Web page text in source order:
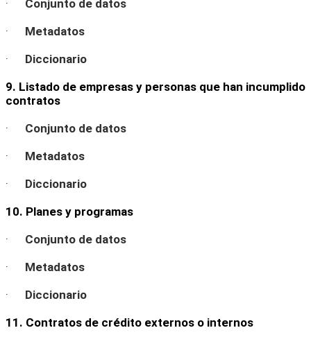
· Conjunto de datos
· Metadatos
· Diccionario
9. Listado de empresas y personas que han incumplido
contratos
· Conjunto de datos
· Metadatos
· Diccionario
10. Planes y programas
· Conjunto de datos
· Metadatos
· Diccionario
11. Contratos de crédito externos o internos